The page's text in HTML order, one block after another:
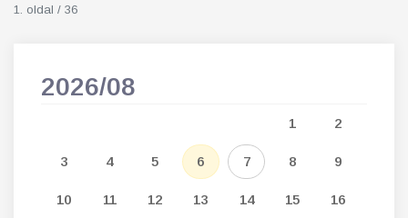
1. oldal / 36
2026/08
1 2
3 4 5 6 7 8 9
10 11 12 13 14 15 16